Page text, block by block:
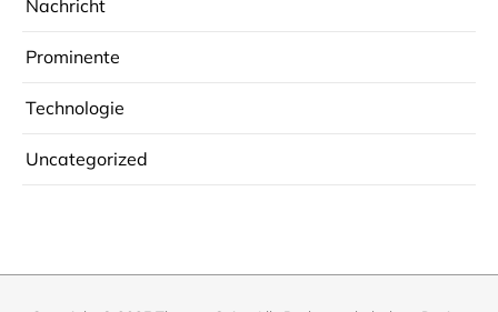
Nachricht
Prominente
Technologie
Uncategorized